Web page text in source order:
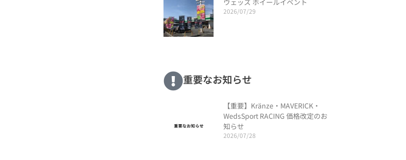
ウェッズ ホイールイベント
2026/07/29
重要なお知らせ
【重要】Kränze・MAVERICK・
WedsSport RACING 価格改定のお
知らせ
2026/07/28